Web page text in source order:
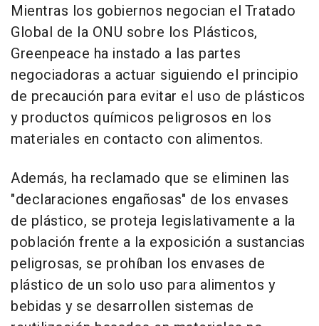
Mientras los gobiernos negocian el Tratado
Global de la ONU sobre los Plásticos,
Greenpeace ha instado a las partes
negociadoras a actuar siguiendo el principio
de precaución para evitar el uso de plásticos
y productos químicos peligrosos en los
materiales en contacto con alimentos.
Además, ha reclamado que se eliminen las
"declaraciones engañosas" de los envases
de plástico, se proteja legislativamente a la
población frente a la exposición a sustancias
peligrosas, se prohíban los envases de
plástico de un solo uso para alimentos y
bebidas y se desarrollen sistemas de